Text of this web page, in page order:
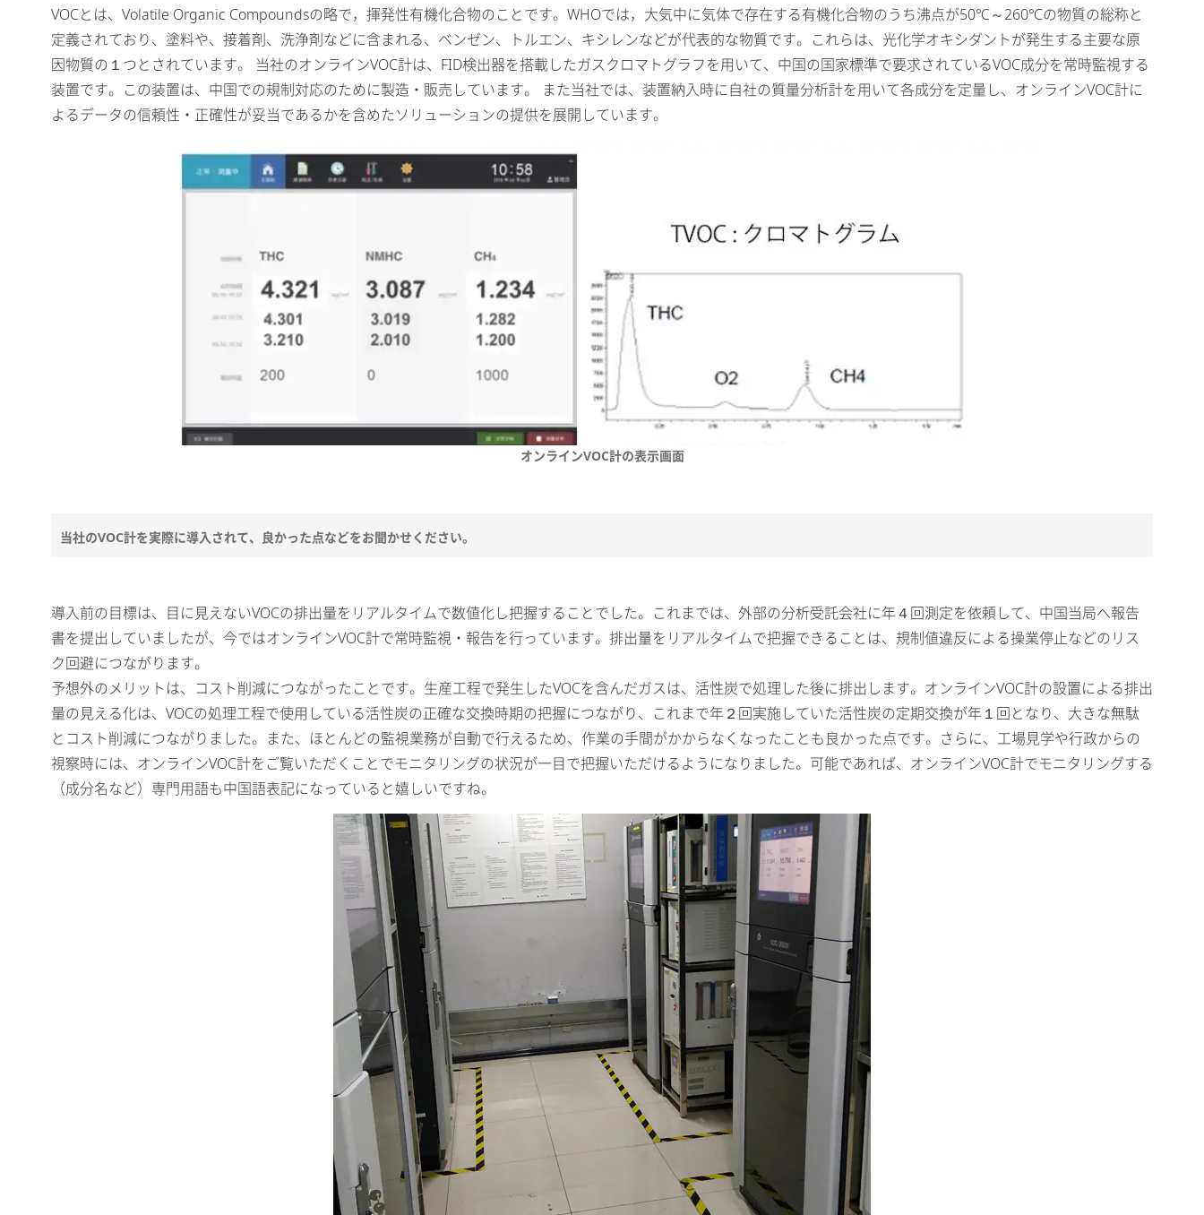
VOCとは、Volatile Organic Compoundsの略で，揮発性有機化合物のことです。WHOでは，大気中に気体で存在する有機化合物のうち沸点が50℃～260℃の物質の総称と
定義されており、塗料や、接着剤、洗浄剤などに含まれる、ベンゼン、トルエン、キシレンなどが代表的な物質です。これらは、光化学オキシダントが発生する主要な原
因物質の１つとされています。 当社のオンラインVOC計は、FID検出器を搭載したガスクロマトグラフを用いて、中国の国家標準で要求されているVOC成分を常時監視する
装置です。この装置は、中国での規制対応のために製造・販売しています。 また当社では、装置納入時に自社の質量分析計を用いて各成分を定量し、オンラインVOC計に
よるデータの信頼性・正確性が妥当であるかを含めたソリューションの提供を展開しています。
オンラインVOC計の表示画面
当社のVOC計を実際に導入されて、良かった点などをお聞かせください。
導入前の目標は、目に見えないVOCの排出量をリアルタイムで数値化し把握することでした。これまでは、外部の分析受託会社に年４回測定を依頼して、中国当局へ報告
書を提出していましたが、今ではオンラインVOC計で常時監視・報告を行っています。排出量をリアルタイムで把握できることは、規制値違反による操業停止などのリス
ク回避につながります。
予想外のメリットは、コスト削減につながったことです。生産工程で発生したVOCを含んだガスは、活性炭で処理した後に排出します。オンラインVOC計の設置による排出
量の見える化は、VOCの処理工程で使用している活性炭の正確な交換時期の把握につながり、これまで年２回実施していた活性炭の定期交換が年１回となり、大きな無駄
とコスト削減につながりました。また、ほとんどの監視業務が自動で行えるため、作業の手間がかからなくなったことも良かった点です。さらに、工場見学や行政からの
視察時には、オンラインVOC計をご覧いただくことでモニタリングの状況が一目で把握いただけるようになりました。可能であれば、オンラインVOC計でモニタリングする
（成分名など）専門用語も中国語表記になっていると嬉しいですね。